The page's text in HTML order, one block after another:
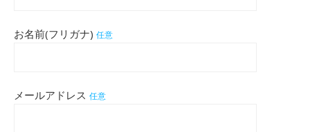
お名前(フリガナ) 任意
メールアドレス 任意